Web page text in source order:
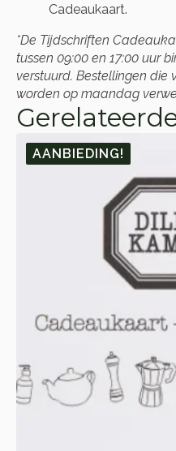
Cadeaukaart.
*De Tijdschriften
tussen 09:00 en 17:00 uur
verstuurd. Bestellingen die
worden op maandag
AANBIEDING!